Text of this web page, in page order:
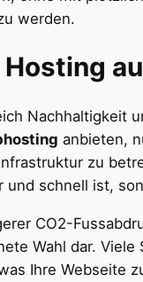
werden.
Nachhaltigkeit
anbieten,
zu
und schnell ist,
CO2-
Wahl dar.
Ihre Webseite